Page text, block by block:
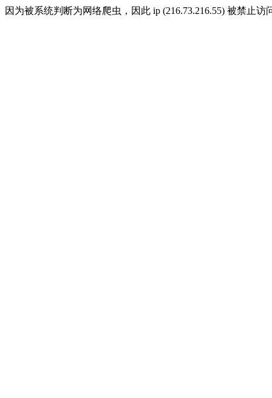
因为被系统判断为网络爬虫，因此 ip (216.73.216.55) 被禁止